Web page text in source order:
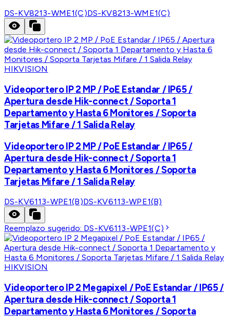
DS-KV8213-WME1(C)DS-KV8213-WME1(C)
HIKVISION
Videoportero IP 2 MP / PoE Estandar / IP65 /
Apertura desde Hik-connect / Soporta 1
Departamento y Hasta 6 Monitores / Soporta
Tarjetas Mifare / 1 Salida Relay
Videoportero IP 2 MP / PoE Estandar / IP65 /
Apertura desde Hik-connect / Soporta 1
Departamento y Hasta 6 Monitores / Soporta
Tarjetas Mifare / 1 Salida Relay
DS-KV6113-WPE1(B)DS-KV6113-WPE1(B)
Reemplazo sugerido: DS-KV6113-WPE1(C)
HIKVISION
Videoportero IP 2 Megapixel / PoE Estandar / IP65 /
Apertura desde Hik-connect / Soporta 1
Departamento y Hasta 6 Monitores / Soporta